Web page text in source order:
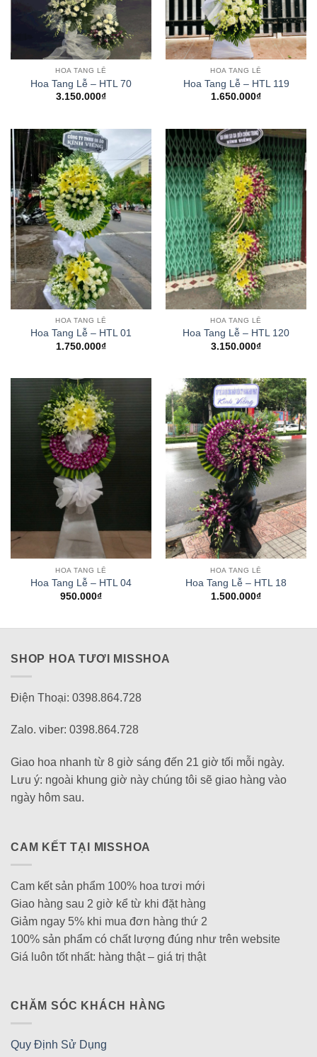
HOA TANG LỄ
Hoa Tang Lễ – HTL 70
3.150.000₫
HOA TANG LỄ
Hoa Tang Lễ – HTL 119
1.650.000₫
HOA TANG LỄ
Hoa Tang Lễ – HTL 01
1.750.000₫
HOA TANG LỄ
Hoa Tang Lễ – HTL 120
3.150.000₫
HOA TANG LỄ
Hoa Tang Lễ – HTL 04
950.000₫
HOA TANG LỄ
Hoa Tang Lễ – HTL 18
1.500.000₫
SHOP HOA TƯƠI MISSHOA
Điện Thoại: 0398.864.728
Zalo. viber: 0398.864.728
Giao hoa nhanh từ 8 giờ sáng đến 21 giờ tối mỗi ngày.
Lưu ý: ngoài khung giờ này chúng tôi sẽ giao hàng vào
ngày hôm sau.
CAM KẾT TẠI MISSHOA
Cam kết sản phẩm 100% hoa tươi mới
Giao hàng sau 2 giờ kể từ khi đặt hàng
Giảm ngay 5% khi mua đơn hàng thứ 2
100% sản phẩm có chất lượng đúng như trên website
Giá luôn tốt nhất: hàng thật – giá trị thật
CHĂM SÓC KHÁCH HÀNG
Quy Định Sử Dụng